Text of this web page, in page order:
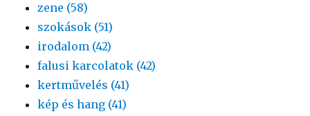
zene (58)
szokások (51)
irodalom (42)
falusi karcolatok (42)
kertművelés (41)
kép és hang (41)